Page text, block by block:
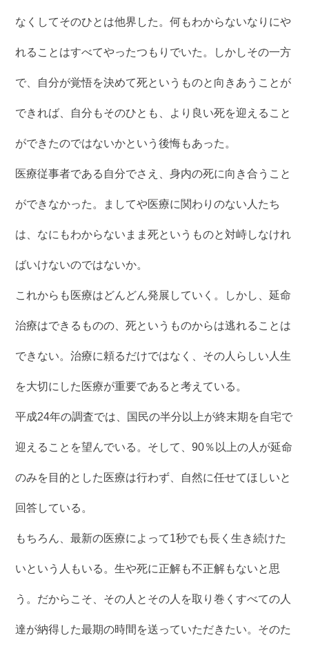
なくしてそのひとは他界した。何もわからないなりにや
れることはすべてやったつもりでいた。しかしその一方
で、自分が覚悟を決めて死というものと向きあうことが
できれば、自分もそのひとも、より良い死を迎えること
ができたのではないかという後悔もあった。
医療従事者である自分でさえ、身内の死に向き合うこと
ができなかった。ましてや医療に関わりのない人たち
は、なにもわからないまま死というものと対峙しなけれ
ばいけないのではないか。
これからも医療はどんどん発展していく。しかし、延命
治療はできるものの、死というものからは逃れることは
できない。治療に頼るだけではなく、その人らしい人生
を大切にした医療が重要であると考えている。
平成24年の調査では、国民の半分以上が終末期を自宅で
迎えることを望んでいる。そして、90％以上の人が延命
のみを目的とした医療は行わず、自然に任せてほしいと
回答している。
もちろん、最新の医療によって1秒でも長く生き続けた
いという人もいる。生や死に正解も不正解もないと思
う。だからこそ、その人とその人を取り巻くすべての人
達が納得した最期の時間を送っていただきたい。そのた